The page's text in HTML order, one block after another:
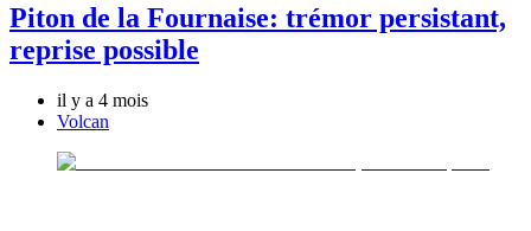
Piton de la Fournaise: trémor persistant,
reprise possible
il y a 4 mois
Volcan